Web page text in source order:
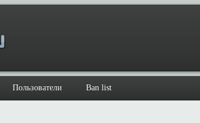
Пользователи Ban list